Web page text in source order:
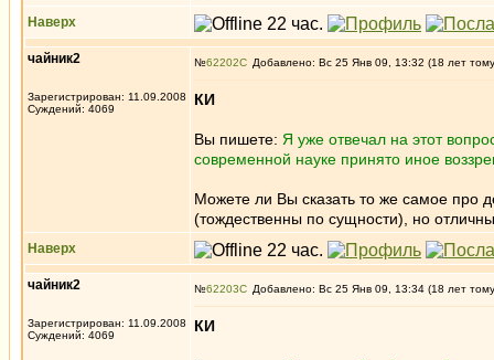
Наверх
чайник2
Зарегистрирован: 11.09.2008
Суждений: 4069
№62202 Добавлено: Вс 25 Янв 09, 13:32 (18 лет
КИ
Вы пишете: Я уже отвечал на этот
современной науке принято иное
Можете ли Вы сказать то же самое про
(тождественны по сущности), но
Наверх
чайник2
Зарегистрирован: 11.09.2008
Суждений: 4069
№62203 Добавлено: Вс 25 Янв 09, 13:34 (18 лет
КИ